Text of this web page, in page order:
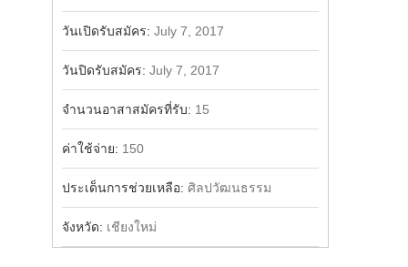
วันเปิดรับสมัคร: July 7, 2017
วันปิดรับสมัคร: July 7, 2017
จำนวนอาสาสมัครที่รับ: 15
ค่าใช้จ่าย: 150
ประเด็นการช่วยเหลือ: ศิลปวัฒนธรรม
จังหวัด: เชียงใหม่